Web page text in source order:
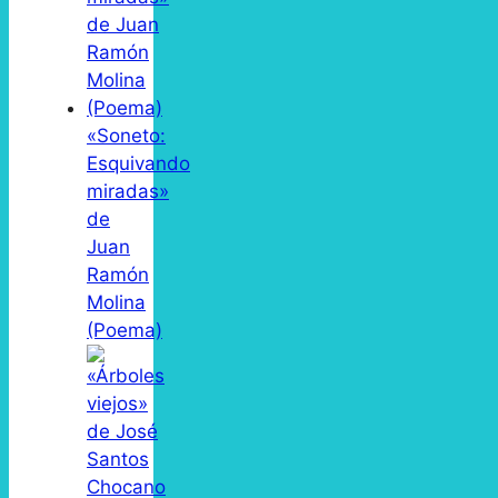
«Soneto:
Esquivando
miradas»
de
Juan
Ramón
Molina
(Poema)